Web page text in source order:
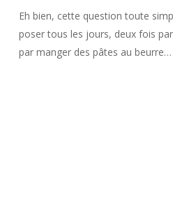
Eh bien, cette question toute
poser tous les jours, deux fois
par manger des pâtes au beurre…